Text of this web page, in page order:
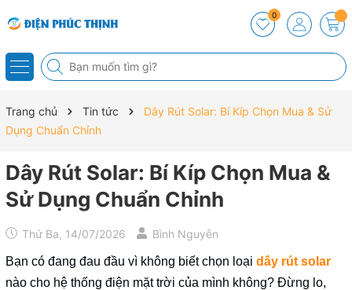
0
Trang chủ Tin tức
Dây Rút Solar: Bí Kíp Chọn Mua & Sử
Dụng Chuẩn Chỉnh
Dây Rút Solar: Bí Kíp Chọn Mua &
Sử Dụng Chuẩn Chỉnh
Thứ Ba, 14/07/2026 Bình Nguyễn
Bạn có đang đau đầu vì không biết chọn loại dây rút solar
nào cho hệ thống điện mặt trời của mình không? Đừng lo,